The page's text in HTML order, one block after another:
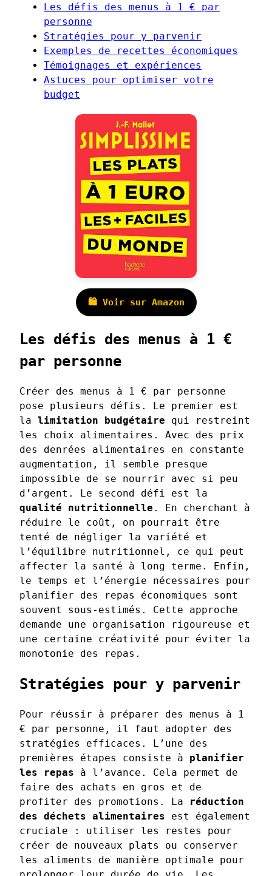
Les défis des menus à 1 € par
personne
Stratégies pour y parvenir
Exemples de recettes économiques
Témoignages et expériences
Astuces pour optimiser votre
budget
🛍️ Voir sur Amazon
Les défis des menus à 1 €
par personne
Créer des menus à 1 € par personne
pose plusieurs défis. Le premier est
la limitation budgétaire qui restreint
les choix alimentaires. Avec des prix
des denrées alimentaires en constante
augmentation, il semble presque
impossible de se nourrir avec si peu
d’argent. Le second défi est la
qualité nutritionnelle . En cherchant à
réduire le coût, on pourrait être
tenté de négliger la variété et
l’équilibre nutritionnel, ce qui peut
affecter la santé à long terme. Enfin,
le temps et l’énergie nécessaires pour
planifier des repas économiques sont
souvent sous-estimés. Cette approche
demande une organisation rigoureuse et
une certaine créativité pour éviter la
monotonie des repas.
Stratégies pour y parvenir
Pour réussir à préparer des menus à 1
€ par personne, il faut adopter des
stratégies efficaces. L’une des
premières étapes consiste à planifier
les repas à l’avance. Cela permet de
faire des achats en gros et de
profiter des promotions. La
réduction
des déchets alimentaires est également
cruciale : utiliser les restes pour
créer de nouveaux plats ou conserver
les aliments de manière optimale pour